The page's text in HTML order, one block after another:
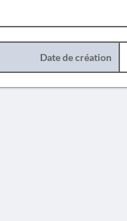
Date de création